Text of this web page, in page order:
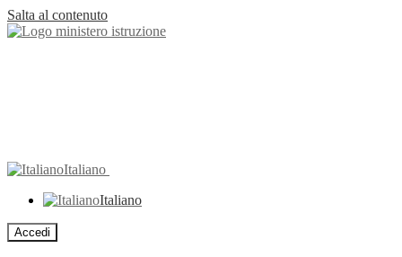
Salta al contenuto
Italiano
Italiano
Accedi